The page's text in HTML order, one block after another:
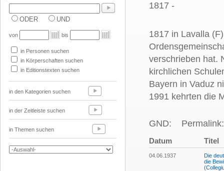
ODER UND
von bis
in Personen suchen
in Körperschaften suchen
in Editionstexten suchen
in den Kategorien suchen
in der Zeitleiste suchen
in Themen suchen
1817 -
1817 in Lavalla
verschrieben hat.
kirchlichen
Bayern in Vaduz
1991 kehrten die
GND:
Datum Titel
04.06.1937
Die
die